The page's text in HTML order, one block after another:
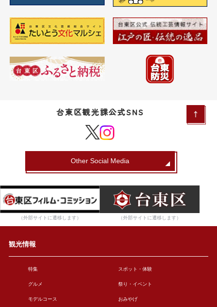
台東区観光課公式SNS
Other Social Media
（外部サイトに遷移します） （外部サイトに遷移します）
観光情報
特集 スポット・体験
グルメ 祭り・イベント
モデルコース おみやげ